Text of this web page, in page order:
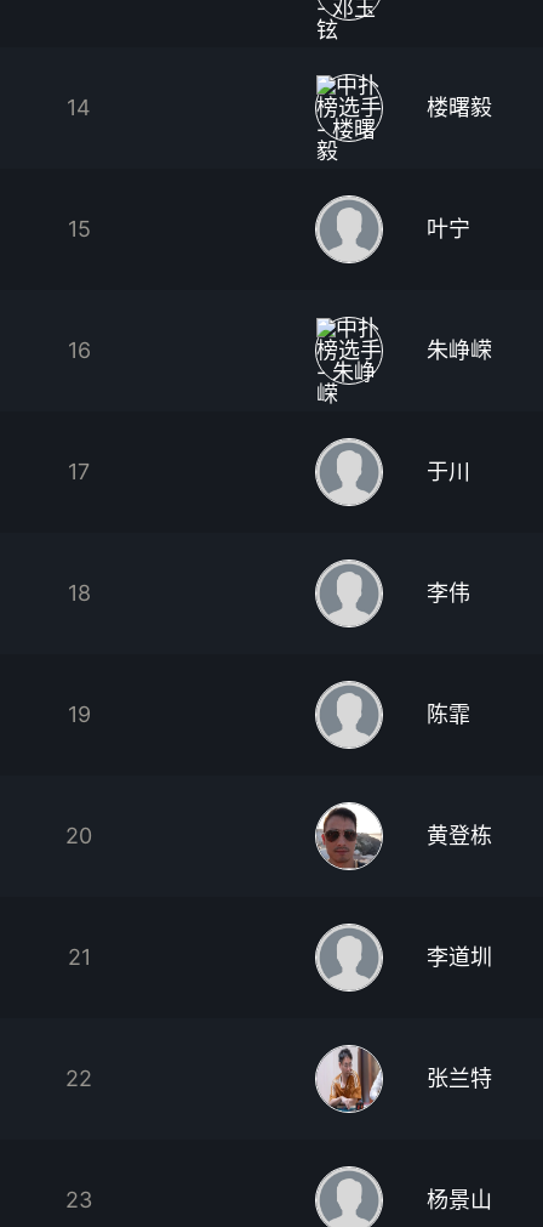
14 楼曙毅
15 叶宁
16 朱峥嵘
17 于川
18 李伟
19 陈霏
20 黄登栋
21 李道圳
22 张兰特
23 杨景山